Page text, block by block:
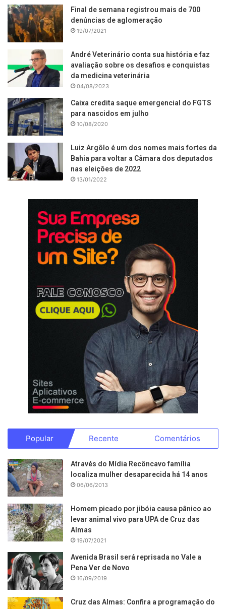
Final de semana registrou mais de 700
denúncias de aglomeração
19/07/2021
André Veterinário conta sua história e faz
avaliação sobre os desafios e conquistas
da medicina veterinária
04/08/2023
Caixa credita saque emergencial do FGTS
para nascidos em julho
10/08/2020
Luiz Argôlo é um dos nomes mais fortes da
Bahia para voltar a Câmara dos deputados
nas eleições de 2022
13/01/2022
Popular Recente Comentários
Através do Mídia Recôncavo família
localiza mulher desaparecida há 14 anos
06/06/2013
Homem picado por jibóia causa pânico ao
levar animal vivo para UPA de Cruz das
Almas
19/07/2021
Avenida Brasil será reprisada no Vale a
Pena Ver de Novo
16/09/2019
Cruz das Almas: Confira a programação do